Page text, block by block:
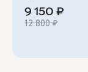
9 150 ₽
12 800 ₽